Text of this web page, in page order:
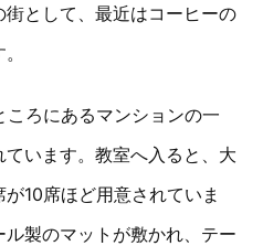
として、最近はコーヒーの
ろにあるマンションの一
います。教室へ入ると、大
10席ほど用意されていま
製のマットが敷かれ、テー